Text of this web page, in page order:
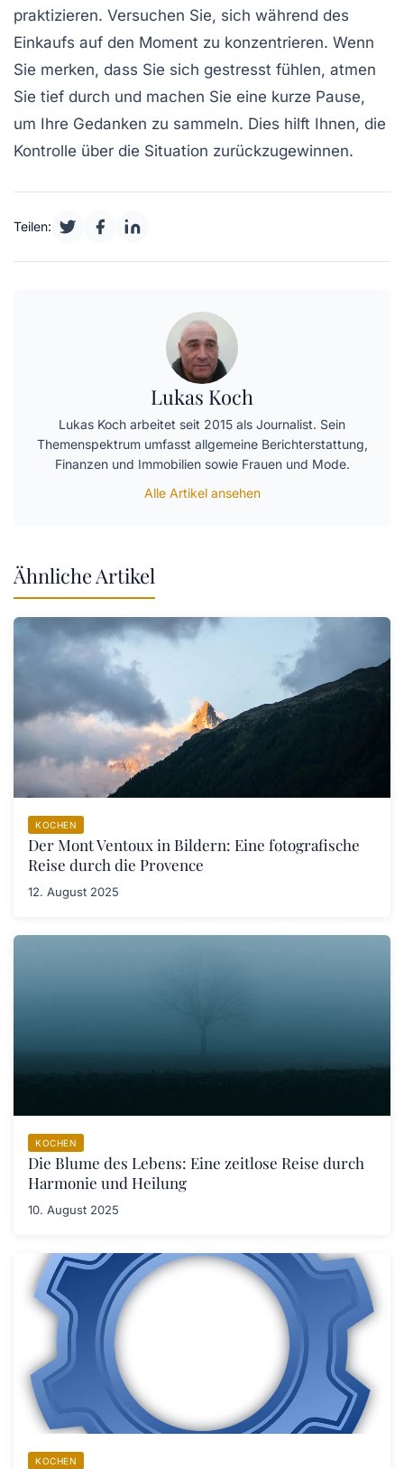
praktizieren. Versuchen Sie, sich während des
Einkaufs auf den Moment zu konzentrieren. Wenn
Sie merken, dass Sie sich gestresst fühlen, atmen
Sie tief durch und machen Sie eine kurze Pause,
um Ihre Gedanken zu sammeln. Dies hilft Ihnen, die
Kontrolle über die Situation zurückzugewinnen.
Teilen:
Lukas Koch
Lukas Koch arbeitet seit 2015 als Journalist. Sein
Themenspektrum umfasst allgemeine Berichterstattung,
Finanzen und Immobilien sowie Frauen und Mode.
Alle Artikel ansehen
Ähnliche Artikel
KOCHEN
Der Mont Ventoux in Bildern: Eine fotografische
Reise durch die Provence
12. August 2025
KOCHEN
Die Blume des Lebens: Eine zeitlose Reise durch
Harmonie und Heilung
10. August 2025
KOCHEN